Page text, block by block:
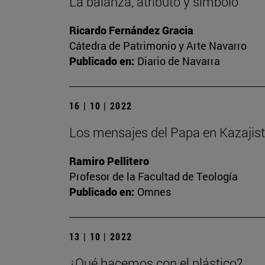
Ricardo Fernández Gracia
Cátedra de Patrimonio y Arte Navarro
Publicado en: Diario de Navarra
16 | 10 | 2022
Los mensajes del Papa en
Ramiro Pellitero
Profesor de la Facultad de Teología
Publicado en: Omnes
13 | 10 | 2022